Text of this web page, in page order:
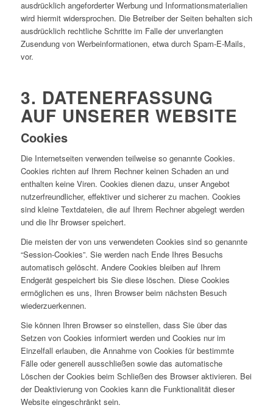
ausdrücklich angeforderter Werbung und Informationsmaterialien
wird hiermit widersprochen. Die Betreiber der Seiten behalten sich
ausdrücklich rechtliche Schritte im Falle der unverlangten
Zusendung von Werbeinformationen, etwa durch Spam-E-Mails,
vor.
3. DATENERFASSUNG
AUF UNSERER WEBSITE
Cookies
Die Internetseiten verwenden teilweise so genannte Cookies.
Cookies richten auf Ihrem Rechner keinen Schaden an und
enthalten keine Viren. Cookies dienen dazu, unser Angebot
nutzerfreundlicher, effektiver und sicherer zu machen. Cookies
sind kleine Textdateien, die auf Ihrem Rechner abgelegt werden
und die Ihr Browser speichert.
Die meisten der von uns verwendeten Cookies sind so genannte
“Session-Cookies”. Sie werden nach Ende Ihres Besuchs
automatisch gelöscht. Andere Cookies bleiben auf Ihrem
Endgerät gespeichert bis Sie diese löschen. Diese Cookies
ermöglichen es uns, Ihren Browser beim nächsten Besuch
wiederzuerkennen.
Sie können Ihren Browser so einstellen, dass Sie über das
Setzen von Cookies informiert werden und Cookies nur im
Einzelfall erlauben, die Annahme von Cookies für bestimmte
Fälle oder generell ausschließen sowie das automatische
Löschen der Cookies beim Schließen des Browser aktivieren. Bei
der Deaktivierung von Cookies kann die Funktionalität dieser
Website eingeschränkt sein.